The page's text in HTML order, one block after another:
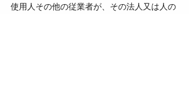
使用人その他の従業者が、その法人又は人の